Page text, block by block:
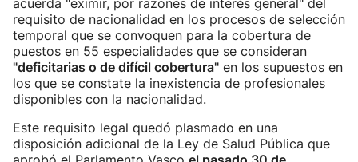
acuerda "eximir, por razones de interés general" del
requisito de nacionalidad en los procesos de selección
temporal que se convoquen para la cobertura de
puestos en 55 especialidades que se consideran
"deficitarias o de difícil cobertura" en los supuestos en
los que se constate la inexistencia de profesionales
disponibles con la nacionalidad.
Este requisito legal quedó plasmado en una
disposición adicional de la Ley de Salud Pública que